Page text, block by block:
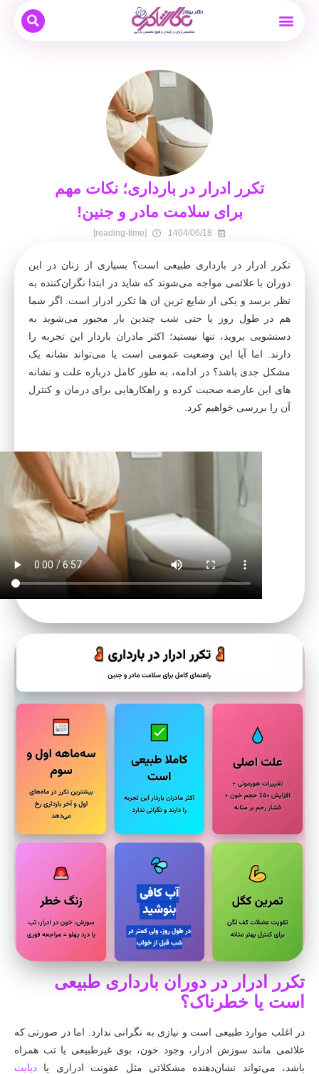
تکرر ادرار در بارداری؛ نکات مهم
برای سلامت مادر و جنین!
1404/06/18
[reading-time]
تکرر ادرار در بارداری طبیعی است؟ بسیاری از زنان در این
دوران با علائمی مواجه می‌شوند که شاید در ابتدا نگران‌کننده به
نظر برسد و یکی از شایع ترین ان ها تکرر ادرار است. اگر شما
هم در طول روز یا حتی شب چندین بار مجبور می‌شوید به
دستشویی بروید، تنها نیستید؛ اکثر مادران باردار این تجربه را
دارند. اما آیا این وضعیت عمومی است یا می‌تواند نشانه یک
مشکل جدی باشد؟ در ادامه، به طور کامل درباره علت و نشانه
های این عارضه صحبت کرده و راهکارهایی برای درمان و کنترل
آن را بررسی خواهیم کرد.
تکرر ادرار در دوران بارداری طبیعی
است یا خطرناک؟
در اغلب موارد طبیعی است و نیازی به نگرانی ندارد. اما در صورتی که
علائمی مانند سوزش ادرار، وجود خون، بوی غیرطبیعی یا تب همراه
باشد، می‌تواند نشان‌دهنده مشکلاتی مثل عفونت ادراری یا دیابت